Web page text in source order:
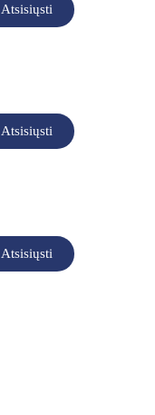
Atsisiųsti
Atsisiųsti
Atsisiųsti